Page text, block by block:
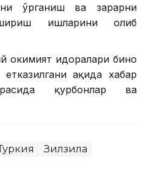
ўрганиш ва зарарни
ишларини олиб
ҳокимият идоралари бино
ҳақида хабар
қурбонлар ва
Зилзила